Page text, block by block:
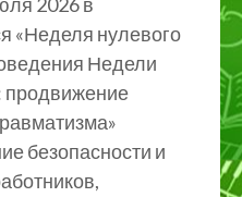
«Неделя нулевого
Недели
продвижение
безопасности и